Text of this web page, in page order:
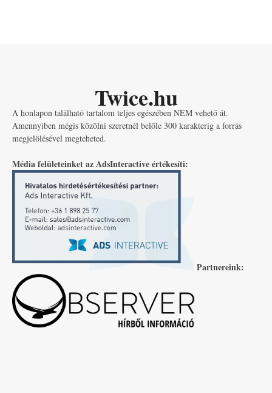
Twice.hu
A honlapon található tartalom teljes egészében NEM vehető át.
Amennyiben mégis közölni szeretnél belőle 300 karakterig a forrás
megjelölésével megteheted.
Média felületeinket az AdsInteractive értékesíti:
Partnereink: